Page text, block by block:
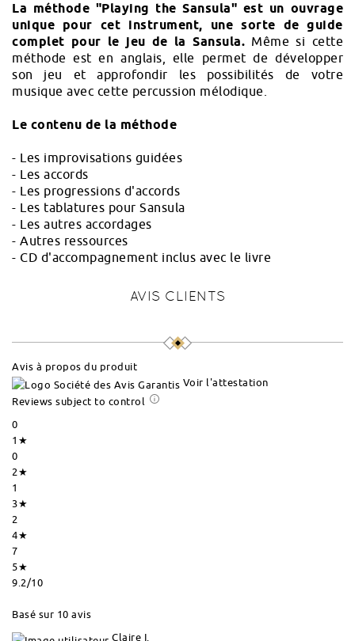
La méthode "Playing the Sansula" est un ouvrage
unique pour cet instrument, une sorte de guide
complet pour le jeu de la Sansula. Même si cette
méthode est en anglais, elle permet de développer
son jeu et approfondir les possibilités de votre
musique avec cette percussion mélodique.
Le contenu de la méthode
- Les improvisations guidées
- Les accords
- Les progressions d'accords
- Les tablatures pour Sansula
- Les autres accordages
- Autres ressources
- CD d'accompagnement inclus avec le livre
AVIS CLIENTS
Avis à propos du produit
Voir l'attestation
Reviews subject to control
0
1★
0
2★
1
3★
2
4★
7
5★
9.2/10
Basé sur 10 avis
Claire I.